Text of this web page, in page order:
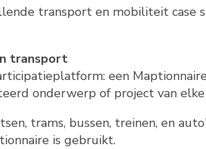
transport en mobiliteit case
transport
een
onderwerp of project van elke
trams, bussen, treinen, en
is gebruikt.